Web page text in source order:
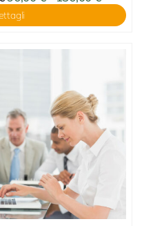
di
prezzo:
prezzo:
136,00 €